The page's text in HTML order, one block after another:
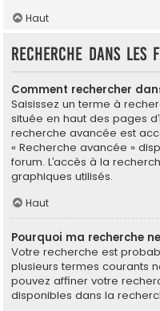
Haut
Recherche dans les
Comment rechercher
Saisissez un terme à
située en haut des pages
recherche avancée est
« Recherche avancée »
forum. L’accès à la
graphiques utilisés.
Haut
Pourquoi ma recherche
Votre recherche est
plusieurs termes courants
pouvez affiner votre
disponibles dans la